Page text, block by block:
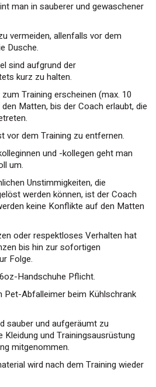
man in sauberer und gewaschener
vermeiden, allenfalls vor dem
Dusche.
sind aufgrund der
kurz zu halten.
Training erscheinen (max. 10
Matten, bis der Coach erlaubt, die
vor dem Training zu entfernen.
und -kollegen geht man
um.
Unstimmigkeiten, die
werden können, ist der Coach
keine Konflikte auf den Matten
oder respektloses Verhalten hat
bis hin zur sofortigen
Folge.
Handschuhe Pflicht.
Pet-Abfalleimer beim Kühlschrank
sauber und aufgeräumt zu
Kleidung und Trainingsausrüstung
mitgenommen.
wird nach dem Training wieder